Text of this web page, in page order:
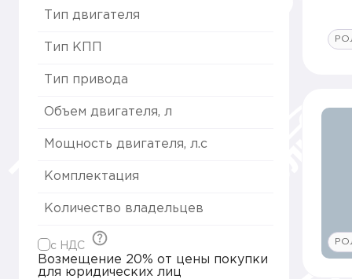
Тип двигателя
Тип КПП
Тип привода
Объем двигателя, л
Мощность двигателя, л.с
Комплектация
Количество владельцев
c НДС
Возмещение 20% от цены покупки
для юридических лиц